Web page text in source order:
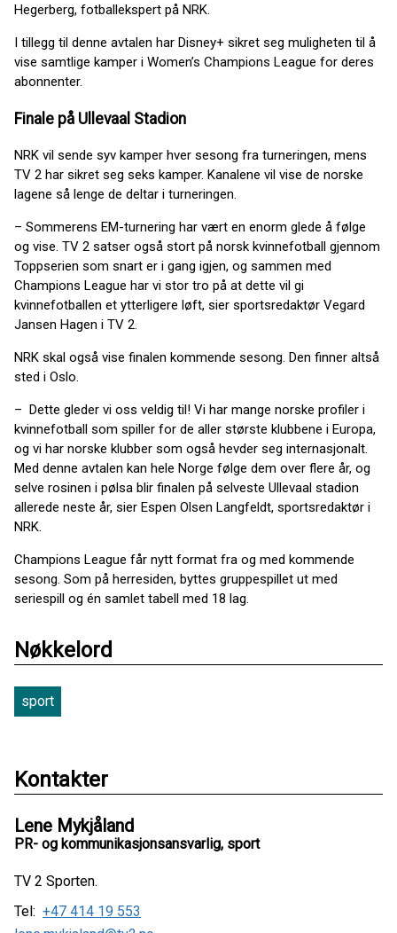
Hegerberg, fotballekspert på NRK.
I tillegg til denne avtalen har Disney+ sikret seg muligheten til å
vise samtlige kamper i Women’s Champions League for deres
abonnenter.
Finale på Ullevaal Stadion
NRK vil sende syv kamper hver sesong fra turneringen, mens
TV 2 har sikret seg seks kamper. Kanalene vil vise de norske
lagene så lenge de deltar i turneringen.
– Sommerens EM-turnering har vært en enorm glede å følge
og vise. TV 2 satser også stort på norsk kvinnefotball gjennom
Toppserien som snart er i gang igjen, og sammen med
Champions League har vi stor tro på at dette vil gi
kvinnefotballen et ytterligere løft, sier sportsredaktør Vegard
Jansen Hagen i TV 2.
NRK skal også vise finalen kommende sesong. Den finner altså
sted i Oslo.
– Dette gleder vi oss veldig til! Vi har mange norske profiler i
kvinnefotball som spiller for de aller største klubbene i Europa,
og vi har norske klubber som også hevder seg internasjonalt.
Med denne avtalen kan hele Norge følge dem over flere år, og
selve rosinen i pølsa blir finalen på selveste Ullevaal stadion
allerede neste år, sier Espen Olsen Langfeldt, sportsredaktør i
NRK.
Champions League får nytt format fra og med kommende
sesong. Som på herresiden, byttes gruppespillet ut med
seriespill og én samlet tabell med 18 lag.
Nøkkelord
sport
Kontakter
Lene Mykjåland
PR- og kommunikasjonsansvarlig, sport
TV 2 Sporten.
Tel: +47 414 19 553